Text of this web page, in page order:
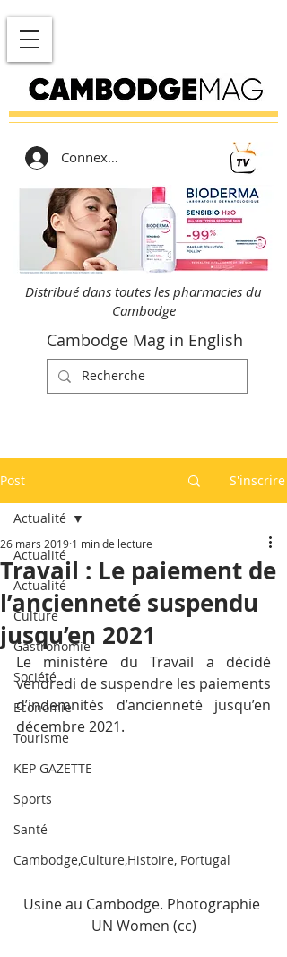
Connexion
Distribué dans toutes les pharmacies du
Cambodge
Cambodge Mag in English
Post S'inscrire
Actualité
Actualité
Culture
Gastronomie
Société
Economie
Tourisme
KEP GAZETTE
Sports
Santé
Cambodge,Culture,Histoire, Portugal
Actualité
Travail : Le paiement de
l’ancienneté suspendu
jusqu’en 2021
26 mars 2019 1 min de lecture
Le ministère du Travail a décidé
vendredi de suspendre les paiements
d’indemnités d’ancienneté jusqu’en
décembre 2021.
Usine au Cambodge. Photographie
UN Women (cc)